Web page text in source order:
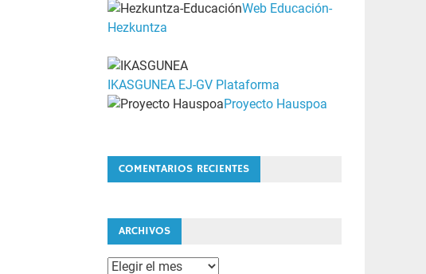
Web Educación-
Hezkuntza
IKASGUNEA EJ-GV Plataforma
Proyecto Hauspoa
COMENTARIOS RECIENTES
ARCHIVOS
Archivos